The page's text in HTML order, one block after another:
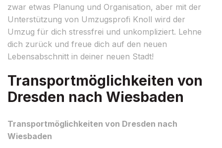
zwar etwas Planung und Organisation, aber mit der
Unterstützung von Umzugsprofi Knoll wird der
Umzug für dich stressfrei und unkompliziert. Lehne
dich zurück und freue dich auf den neuen
Lebensabschnitt in deiner neuen Stadt!
Transportmöglichkeiten von
Dresden nach Wiesbaden
Transportmöglichkeiten von Dresden nach
Wiesbaden